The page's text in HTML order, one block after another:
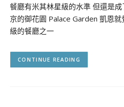
餐廳有米其林星級的水準 但還是
京的御花園 Palace Garden 凱恩
級的餐廳之一
CONTINUE READING